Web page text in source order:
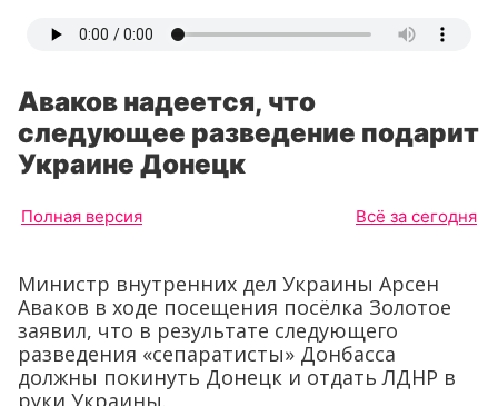
Аваков надеется, что
следующее разведение подарит
Украине Донецк
Полная версия Всё за сегодня
Министр внутренних дел Украины Арсен
Аваков в ходе посещения посёлка Золотое
заявил, что в результате следующего
разведения «сепаратисты» Донбасса
должны покинуть Донецк и отдать ЛДНР в
руки Украины.